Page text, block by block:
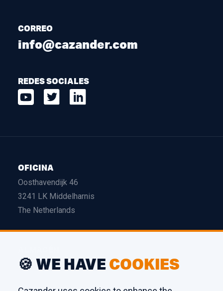
CORREO
info@cazander.com
REDES SOCIALES
OFICINA
Oosthavendijk 46
3241 LK Middelharnis
The Netherlands
Edison 26
🍪 WE HAVECOOKIES